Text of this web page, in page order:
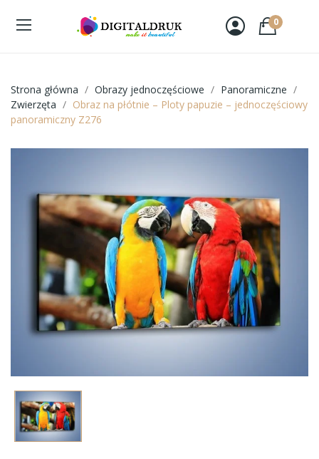
0
Strona główna Obrazy jednoczęściowe
Panoramiczne
Zwierzęta
Obraz na płótnie – Ploty papuzie – jednoczęściowy
panoramiczny Z276